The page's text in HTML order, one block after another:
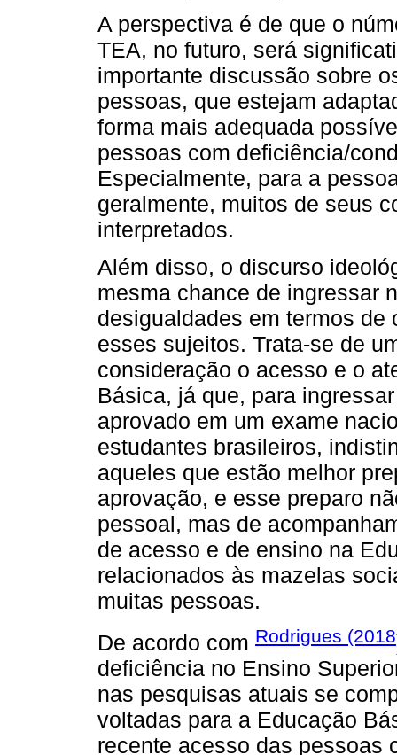
A perspectiva é de que o
TEA, no futuro, será
importante discussão sobre
pessoas, que estejam
forma mais adequada
pessoas com deficiência/
Especialmente, para a
geralmente, muitos de seus
interpretados.
Além disso, o discurso
mesma chance de ingressar
desigualdades em termos
esses sujeitos. Trata-se de
consideração o acesso e o
Básica, já que, para
aprovado em um exame
estudantes brasileiros,
aqueles que estão melhor
aprovação, e esse preparo
pessoal, mas de
de acesso e de ensino na
relacionados às mazelas
muitas pessoas.
De acordo com Rodrigues (2018
deficiência no Ensino
nas pesquisas atuais se
voltadas para a Educação
recente acesso das pessoas